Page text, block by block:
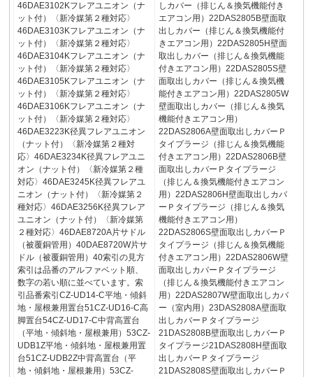
46DAE3102Kフレアユニオン（ナ
ット付）〈新冷媒第２種対応〉
46DAE3103Kフレアユニオン（ナ
ット付）〈新冷媒第２種対応〉
46DAE3104Kフレアユニオン（ナ
ット付）〈新冷媒第２種対応〉
46DAE3105Kフレアユニオン（ナ
ット付）〈新冷媒第２種対応〉
46DAE3106Kフレアユニオン（ナ
ット付）〈新冷媒第２種対応〉
46DAE3223K径異フレアユニオン
（ナット付）〈新冷媒第２種対
応〉46DAE3234K径異フレアユニ
オン（ナット付）〈新冷媒第２種
対応〉46DAE3245K径異フレアユ
ニオン（ナット付）〈新冷媒第２
種対応〉46DAE3256K径異フレア
ユニオン（ナット付）〈新冷媒第
２種対応〉46DAE8720A片サドル
（被覆銅管用）40DAE8720W片サ
ドル（被覆銅管用）40索引の見方
索引は品番のアルファベット順、
数字の若い順に並べています。索
引品番索引CZ-UD14-C平地・傾斜
地・屋根兼用置台51CZ-UD16-C高
脚置台54CZ-UD17-C中背高置台
（平地・傾斜地・屋根兼用）53CZ-
UDB1Z平地・傾斜地・屋根兼用置
台51CZ-UDB2Z中背高置台（平
地・傾斜地・屋根兼用）53CZ-
しカバー（排じん＆換気機能付き
エアコン用）22DAS2805B壁面取
出しカバー（排じん＆換気機能付
きエアコン用）22DAS2805H壁面
取出しカバー（排じん＆換気機能
付きエアコン用）22DAS2805S壁
面取出しカバー（排じん＆換気機
能付きエアコン用）22DAS2805W
壁面取出しカバー（排じん＆換気
機能付きエアコン用）
22DAS2806A壁面取出しカバーＰ
タイプラージ（排じん＆換気機能
付きエアコン用）22DAS2806B壁
面取出しカバーＰタイプラージ
（排じん＆換気機能付きエアコン
用）22DAS2806H壁面取出しカバ
ーＰタイプラージ（排じん＆換気
機能付きエアコン用）
22DAS2806S壁面取出しカバーＰ
タイプラージ（排じん＆換気機能
付きエアコン用）22DAS2806W壁
面取出しカバーＰタイプラージ
（排じん＆換気機能付きエアコン
用）22DAS2807W壁面取出しカバ
ー（室内用）23DAS2808A壁面取
出しカバーＰタイプラージ
21DAS2808B壁面取出しカバーＰ
タイプラージ21DAS2808H壁面取
出しカバーＰタイプラージ
21DAS2808S壁面取出しカバーＰ